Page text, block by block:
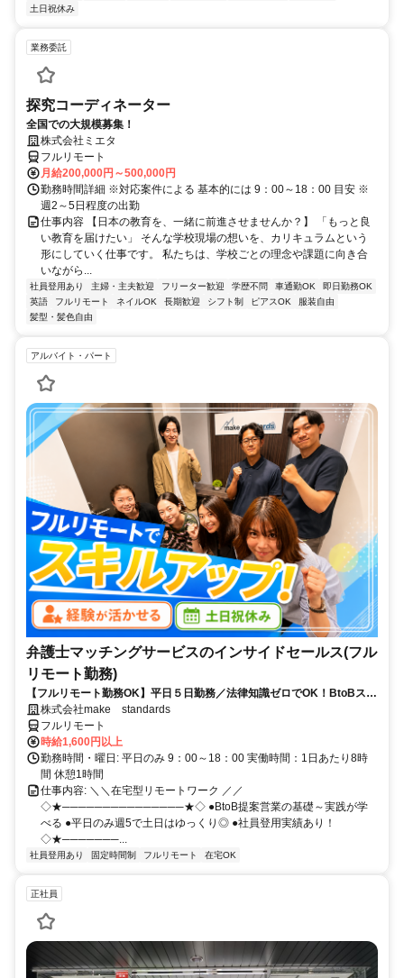
土日祝休み
業務委託
探究コーディネーター
全国での大規模募集！
株式会社ミエタ
フルリモート
月給200,000円～500,000円
勤務時間詳細 ※対応案件による 基本的には 9：00～18：00 目安 ※
週2～5日程度の出勤
仕事内容 【日本の教育を、一緒に前進させませんか？】 「もっと良
い教育を届けたい」 そんな学校現場の想いを、カリキュラムという
形にしていく仕事です。 私たちは、学校ごとの理念や課題に向き合
いながら...
社員登用あり 主婦・主夫歓迎 フリーター歓迎 学歴不問 車通勤OK
即日勤務OK
英語
フルリモート ネイルOK 長期歓迎 シフト制 ピアスOK
服装自由
髪型・髪色自由
アルバイト・パート
弁護士マッチングサービスのインサイドセールス(フル
リモート勤務)
【フルリモート勤務OK】平日５日勤務／法律知識ゼロでOK！BtoBスキ
ルが身につく営業職
株式会社make standards
フルリモート
時給1,600円以上
勤務時間・曜日: 平日のみ 9：00～18：00 実働時間：1日あたり8時
間 休憩1時間
仕事内容: ＼＼在宅型リモートワーク ／／
◇★───────────────★◇ ●BtoB提案営業の基礎～実践が学
べる ●平日のみ週5で土日はゆっくり◎ ●社員登用実績あり！
◇★───────...
社員登用あり 固定時間制 フルリモート 在宅OK
正社員